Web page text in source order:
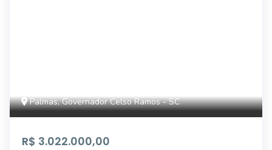
Palmas, Governador Celso Ramos - SC
R$ 3.022.000,00